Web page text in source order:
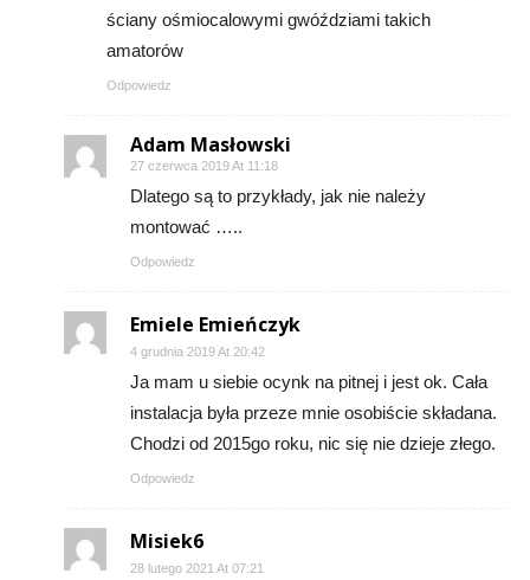
ściany ośmiocalowymi gwóździami takich
amatorów
Odpowiedz
Adam Masłowski
27 czerwca 2019 At 11:18
Dlatego są to przykłady, jak nie należy
montować …..
Odpowiedz
Emiele Emieńczyk
4 grudnia 2019 At 20:42
Ja mam u siebie ocynk na pitnej i jest ok. Cała
instalacja była przeze mnie osobiście składana.
Chodzi od 2015go roku, nic się nie dzieje złego.
Odpowiedz
Misiek6
28 lutego 2021 At 07:21